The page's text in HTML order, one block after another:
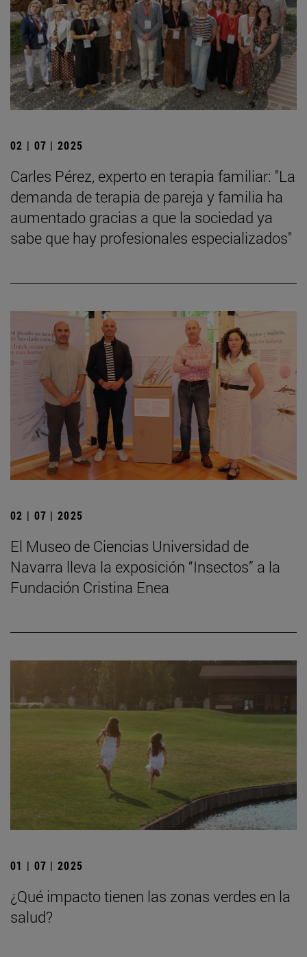
02 | 07 | 2025
Carles Pérez, experto en terapia familiar: "La
demanda de terapia de pareja y familia ha
aumentado gracias a que la sociedad ya
sabe que hay profesionales especializados"
02 | 07 | 2025
El Museo de Ciencias Universidad de
Navarra lleva la exposición “Insectos” a la
Fundación Cristina Enea
01 | 07 | 2025
¿Qué impacto tienen las zonas verdes en la
salud?